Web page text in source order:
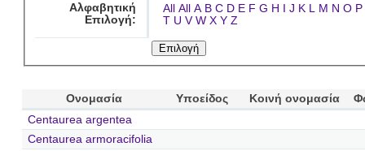
Αλφαβητική
Επιλογή:
All All A B C D E F G H I J K L M N O P
T U V W X Y Z
Ονομασία Υποείδος Κοινή ονομασία
Centaurea argentea
Centaurea armoracifolia